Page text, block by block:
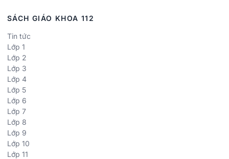
SÁCH GIÁO KHOA 112
Tin tức
Lớp 1
Lớp 2
Lớp 3
Lớp 4
Lớp 5
Lớp 6
Lớp 7
Lớp 8
Lớp 9
Lớp 10
Lớp 11